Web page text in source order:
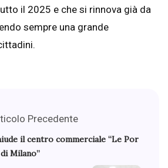
il 2025 e che si rinnova già da
sempre una grande
Precedente
il centro commerciale “Le Por
Milano”